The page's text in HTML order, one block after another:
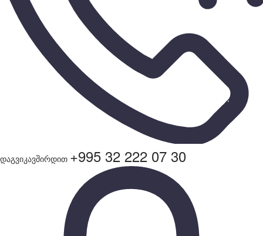
დაგვიკავშირდით +995 32 222 07 30